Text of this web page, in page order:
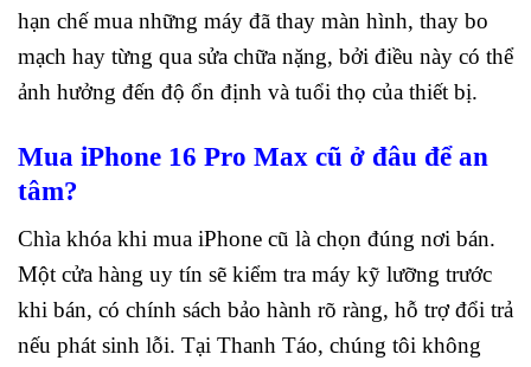
hạn chế mua những máy đã thay màn hình, thay bo
mạch hay từng qua sửa chữa nặng, bởi điều này có thể
ảnh hưởng đến độ ổn định và tuổi thọ của thiết bị.
Mua iPhone 16 Pro Max cũ ở đâu để an
tâm?
Chìa khóa khi mua iPhone cũ là chọn đúng nơi bán.
Một cửa hàng uy tín sẽ kiểm tra máy kỹ lưỡng trước
khi bán, có chính sách bảo hành rõ ràng, hỗ trợ đổi trả
nếu phát sinh lỗi. Tại Thanh Táo, chúng tôi không